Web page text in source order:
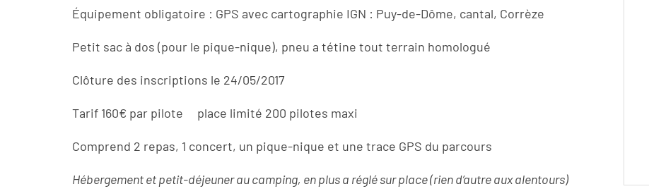
Équipement obligatoire : GPS avec cartographie IGN : Puy-de-Dôme, cantal, Corrèze
Petit sac à dos (pour le pique-nique), pneu a tétine tout terrain homologué
Clôture des inscriptions le 24/05/2017
Tarif 160€ par pilote place limité 200 pilotes maxi
Comprend 2 repas, 1 concert, un pique-nique et une trace GPS du parcours
Hébergement et petit-déjeuner au camping, en plus a réglé sur place (rien d’autre aux alentours)